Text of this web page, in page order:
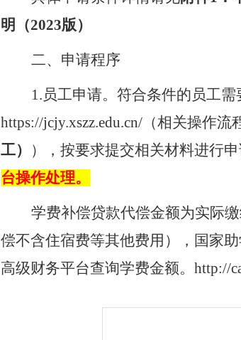
明（2023版）
二、申请程序
1. 员工申请。符合条件的员工
https://jcjy.xszz.edu.cn/ （相关操作流
工）
），按要求提交相关材料进行申
台操作处理。
学费补偿贷款代偿金额为实际
偿不含住宿费等其他费用），国家
高级财务平台查询学费金额。 http://